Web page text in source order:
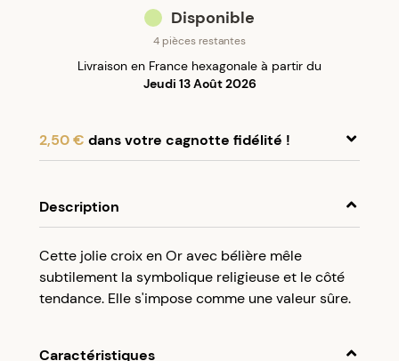
Disponible
4 pièces restantes
Livraison en France hexagonale à partir du
Jeudi 13 Août 2026
2,50 € dans votre cagnotte fidélité !
compte client et cumulez 5% de vos achats dans
votre cagnotte fidélité sans minimum d’achat.
Utilisez votre cagnotte de fidélité dès votre
Description
Cette jolie croix en Or avec bélière mêle
subtilement la symbolique religieuse et le côté
tendance. Elle s'impose comme une valeur sûre.
Caractéristiques